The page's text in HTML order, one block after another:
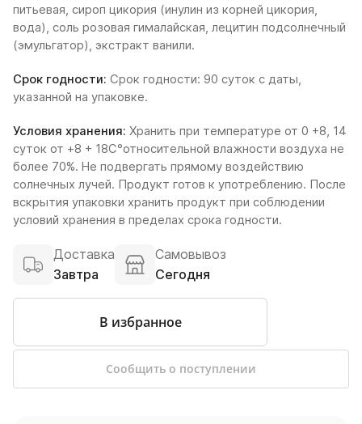
питьевая, сироп цикория (инулин из корней цикория,
вода), соль розовая гималайская, лецитин подсолнечный
(эмульгатор), экстракт ванили.
Срок годности: Срок годности: 90 суток с даты,
указанной на упаковке.
Условия хранения: Хранить при температуре от 0 +8, 14
суток от +8 + 18С°относительной влажности воздуха не
более 70%. Не подвергать прямому воздействию
солнечных лучей. Продукт готов к употреблению. После
вскрытия упаковки хранить продукт при соблюдении
условий хранения в пределах срока годности.
Доставка
Завтра
Самовывоз
Сегодня
В избранное
Сообщить о поступлении